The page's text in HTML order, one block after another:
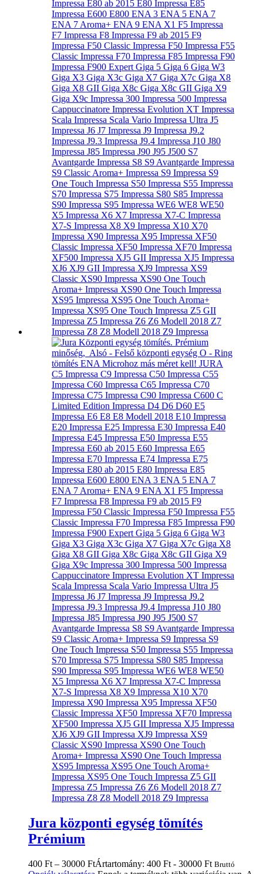
Jura központi egység tömítés
Prémium
400 Ft – 30000 FtÁrtartomány: 400 Ft - 30000 Ft Bruttó